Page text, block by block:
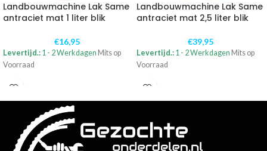
Landbouwmachine Lak Same
antraciet mat 1 liter blik
€16,95
Levertijd.: 1 - 2 Werkdagen Mits op
Voorraad
Landbouwmachine Lak Same
antraciet mat 2,5 liter blik
€39,95
Levertijd.: 1 - 2 Werkdagen Mits op
Voorraad